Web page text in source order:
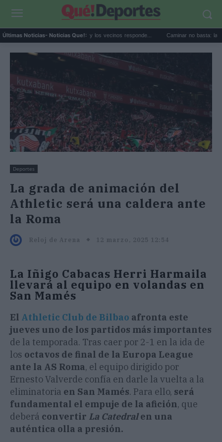
Últimas Noticias- Noticias Que!:
Jonas alucina con Xàbia y los vecinos responde... Caminar no basta: la fuerza
Deportes
La grada de animación del
Athletic será una caldera ante
la Roma
Reloj de Arena 12 marzo, 2025 12:54
La Iñigo Cabacas Herri Harmaila
llevará al equipo en volandas en
San Mamés
El Athletic Club de Bilbao afronta este
jueves uno de los partidos más importantes
de la temporada. Tras caer por 2-1 en la ida de
los octavos de final de la Europa League
ante la AS Roma, el equipo dirigido por
Ernesto Valverde confía en darle la vuelta a la
eliminatoria en San Mamés. Para ello, será
fundamental el empuje de la afición, que
deberá convertir La Catedralen una
auténtica olla a presión.